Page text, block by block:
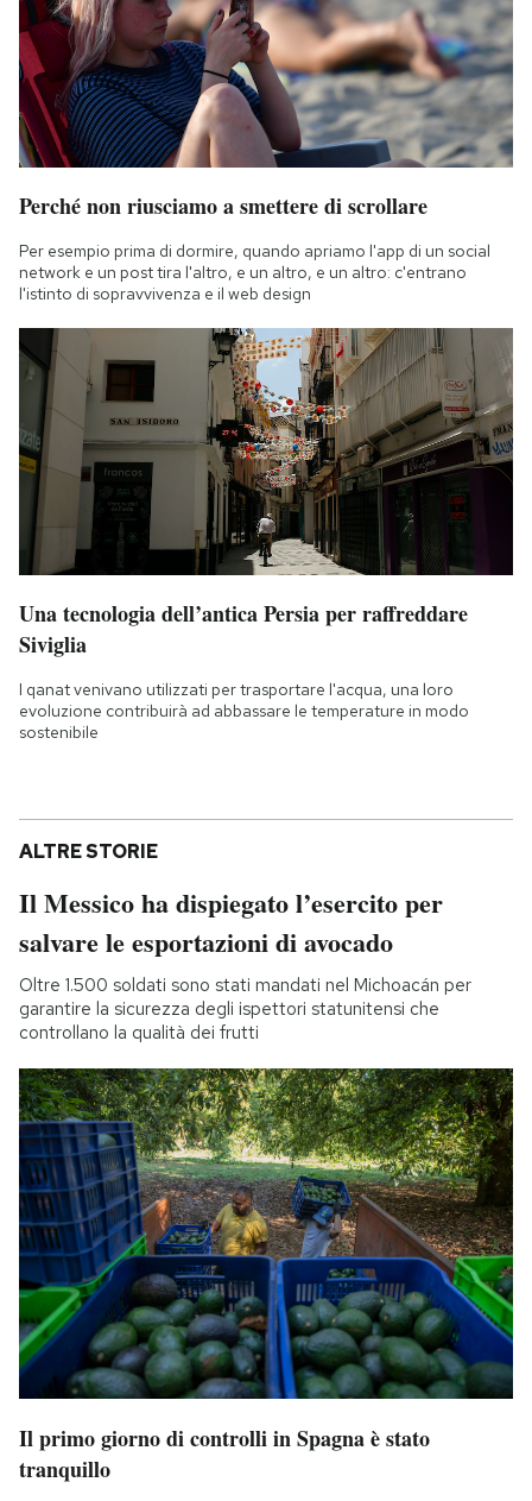
Perché non riusciamo a smettere di scrollare
Per esempio prima di dormire, quando apriamo l'app di un social
network e un post tira l'altro, e un altro, e un altro: c'entrano
l'istinto di sopravvivenza e il web design
Una tecnologia dell’antica Persia per raffreddare
Siviglia
I qanat venivano utilizzati per trasportare l'acqua, una loro
evoluzione contribuirà ad abbassare le temperature in modo
sostenibile
ALTRE STORIE
Il Messico ha dispiegato l’esercito per
salvare le esportazioni di avocado
Oltre 1.500 soldati sono stati mandati nel Michoacán per
garantire la sicurezza degli ispettori statunitensi che
controllano la qualità dei frutti
Il primo giorno di controlli in Spagna è stato
tranquillo